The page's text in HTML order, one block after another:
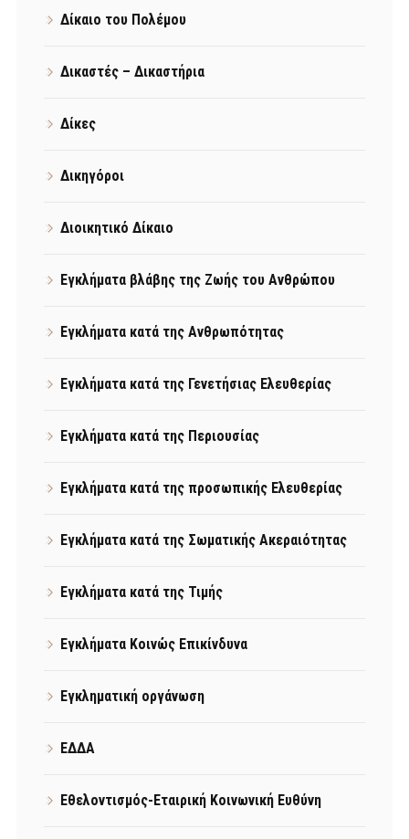
Δίκαιο του Πολέμου
Δικαστές – Δικαστήρια
Δίκες
Δικηγόροι
Διοικητικό Δίκαιο
Εγκλήματα βλάβης της Ζωής του Ανθρώπου
Εγκλήματα κατά της Ανθρωπότητας
Εγκλήματα κατά της Γενετήσιας Ελευθερίας
Εγκλήματα κατά της Περιουσίας
Εγκλήματα κατά της προσωπικής Ελευθερίας
Εγκλήματα κατά της Σωματικής Ακεραιότητας
Εγκλήματα κατά της Τιμής
Εγκλήματα Κοινώς Επικίνδυνα
Εγκληματική οργάνωση
ΕΔΔΑ
Εθελοντισμός-Εταιρική Κοινωνική Ευθύνη